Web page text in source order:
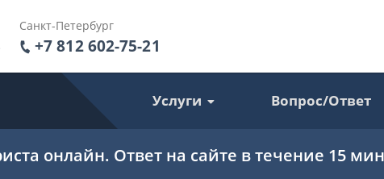
Санкт-Петербург
+7 812 602-75-21
Услуги Вопрос/Ответ
онлайн. Ответ на сайте в течение 15